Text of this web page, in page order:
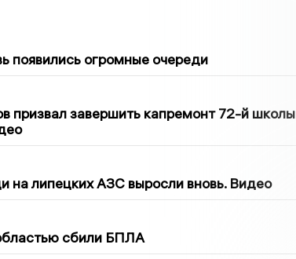
появились огромные очереди
призвал завершить капремонт 72-й школы
на липецких АЗС выросли вновь. Видео
сбили БПЛА